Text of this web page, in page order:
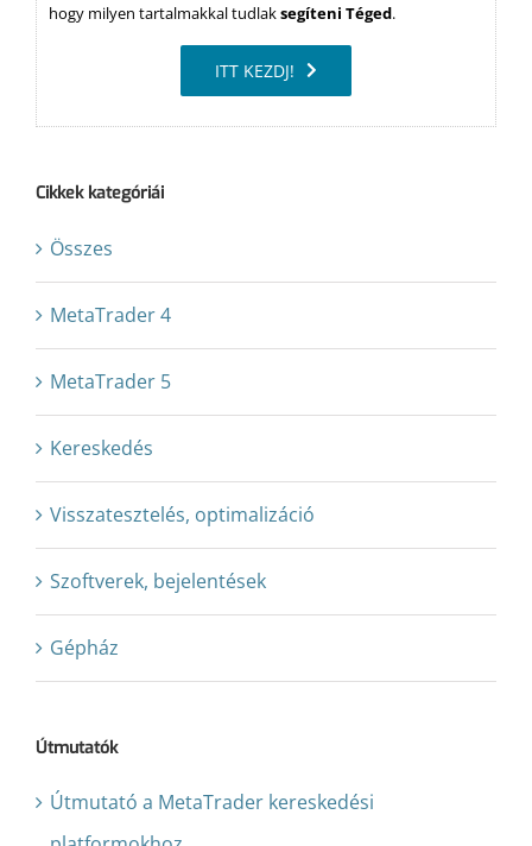
hogy milyen tartalmakkal tudlaksegíteni Téged.
ITT KEZDJ!
Cikkek kategóriái
Összes
MetaTrader 4
MetaTrader 5
Kereskedés
Visszatesztelés, optimalizáció
Szoftverek, bejelentések
Gépház
Útmutatók
Útmutató a MetaTrader kereskedési